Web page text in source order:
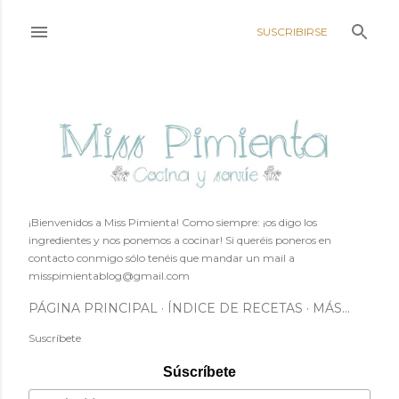
SUSCRIBIRSE
¡Bienvenidos a Miss Pimienta! Como siempre: ¡os digo los
ingredientes y nos ponemos a cocinar! Si queréis poneros en
contacto conmigo sólo tenéis que mandar un mail a
misspimientablog@gmail.com
PÁGINA PRINCIPAL ÍNDICE DE RECETAS MÁS…
Suscríbete
Súscríbete